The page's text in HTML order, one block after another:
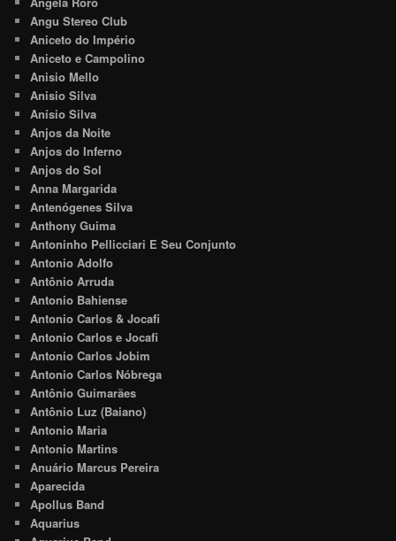
Angu Stereo Club
Aniceto do Império
Aniceto e Campolino
Anisio Mello
Anisio Silva
Anísio Silva
Anjos da Noite
Anjos do Inferno
Anjos do Sol
Anna Margarida
Antenógenes Silva
Anthony Guima
Antoninho Pellicciari E Seu Conjunto
Antonio Adolfo
Antônio Arruda
Antonio Bahiense
Antonio Carlos & Jocafi
Antonio Carlos e Jocafi
Antonio Carlos Jobim
Antonio Carlos Nóbrega
Antônio Guimarães
Antônio Luz (Baiano)
Antonio Maria
Antonio Martins
Anuário Marcus Pereira
Aparecida
Apollus Band
Aquarius